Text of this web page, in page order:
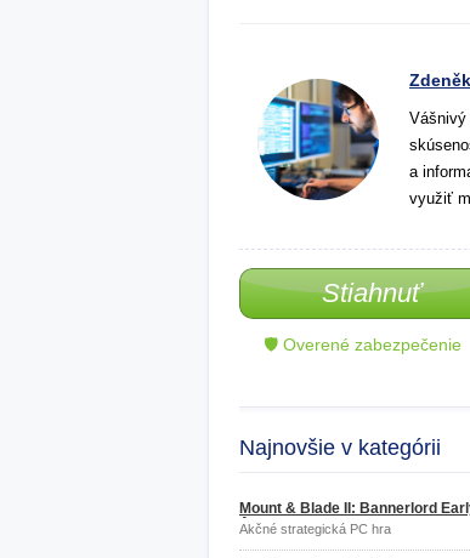
Vášnivý
a
využiť
Stiahnuť
🛡 Overené zabezpečenie
Najnovšie v kategórii
Mount & Blade II: Bannerlord
Access
Akčné strategická PC hra